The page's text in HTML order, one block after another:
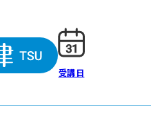
受講日